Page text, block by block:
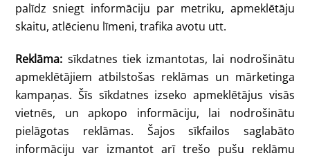
palīdz sniegt informāciju par metriku, apmeklētāju
skaitu, atlēcienu līmeni, trafika avotu utt.
Reklāma: sīkdatnes tiek izmantotas, lai nodrošinātu
apmeklētājiem atbilstošas reklāmas un mārketinga
kampaņas. Šīs sīkdatnes izseko apmeklētājus visās
vietnēs, un apkopo informāciju, lai nodrošinātu
pielāgotas reklāmas. Šajos sīkfailos saglabāto
informāciju var izmantot arī trešo pušu reklāmu